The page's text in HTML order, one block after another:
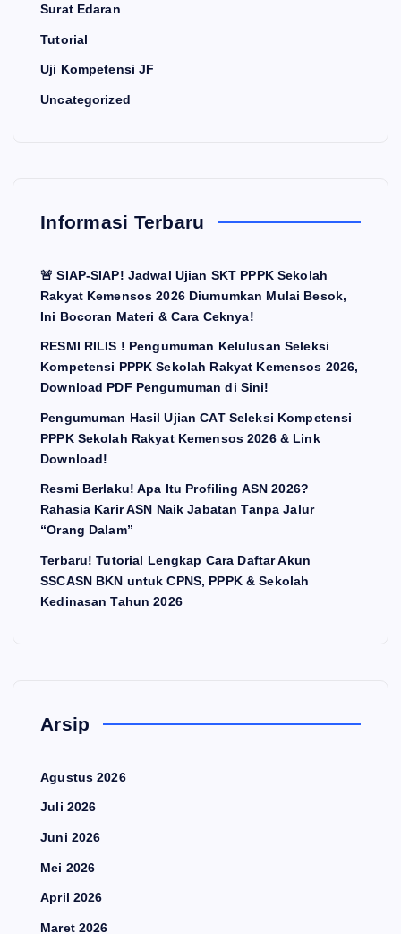
Surat Edaran
Tutorial
Uji Kompetensi JF
Uncategorized
Informasi Terbaru
🚨 SIAP-SIAP! Jadwal Ujian SKT PPPK Sekolah
Rakyat Kemensos 2026 Diumumkan Mulai Besok,
Ini Bocoran Materi & Cara Ceknya!
RESMI RILIS ! Pengumuman Kelulusan Seleksi
Kompetensi PPPK Sekolah Rakyat Kemensos 2026,
Download PDF Pengumuman di Sini!
Pengumuman Hasil Ujian CAT Seleksi Kompetensi
PPPK Sekolah Rakyat Kemensos 2026 & Link
Download!
Resmi Berlaku! Apa Itu Profiling ASN 2026?
Rahasia Karir ASN Naik Jabatan Tanpa Jalur
“Orang Dalam”
Terbaru! Tutorial Lengkap Cara Daftar Akun
SSCASN BKN untuk CPNS, PPPK & Sekolah
Kedinasan Tahun 2026
Arsip
Agustus 2026
Juli 2026
Juni 2026
Mei 2026
April 2026
Maret 2026